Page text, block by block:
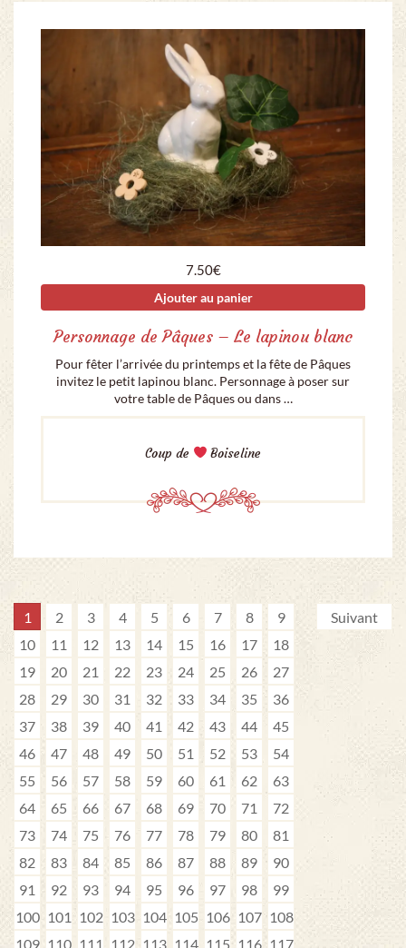
7.50€
Ajouter au panier
Personnage de Pâques – Le lapinou blanc
Pour fêter l’arrivée du printemps et la fête de Pâques
invitez le petit lapinou blanc. Personnage à poser sur
votre table de Pâques ou dans …
Coup de Boiseline
1 2 3 4 5 6 7 8
9
10
11 12 13 14 15 16 17
18
19
20 21 22 23 24 25 26
27
28
29 30 31 32 33 34 35
36
37
38 39 40 41 42 43 44
45
46
47 48 49 50 51 52 53
54
55
56 57 58 59 60 61 62
63
64
65 66 67 68 69 70 71
72
73
74 75 76 77 78 79 80
81
82
83 84 85 86 87 88 89
90
91
92 93 94 95 96 97 98
99
100 101 102 103 104 105 106 107 108
109 110 111 112 113 114 115 116 117
Suivant